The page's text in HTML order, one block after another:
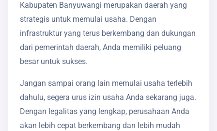
Kabupaten Banyuwangi merupakan daerah yang
strategis untuk memulai usaha. Dengan
infrastruktur yang terus berkembang dan dukungan
dari pemerintah daerah, Anda memiliki peluang
besar untuk sukses.
Jangan sampai orang lain memulai usaha terlebih
dahulu, segera urus izin usaha Anda sekarang juga.
Dengan legalitas yang lengkap, perusahaan Anda
akan lebih cepat berkembang dan lebih mudah